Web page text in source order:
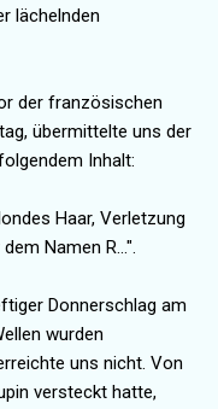
lächelnden
der französischen
übermittelte uns der
Inhalt:
Haar, Verletzung
Namen R...".
Donnerschlag am
wurden
uns nicht. Von
versteckt hatte,